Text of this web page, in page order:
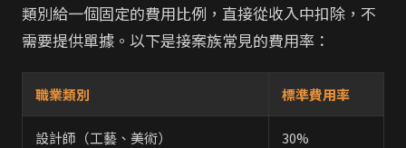
類別給一個固定的費用比例，直接從收入中扣除，不
需要提供單據。以下是接案族常見的費用率：
職業類別 標準費用率
設計師（工藝、美術） 30%